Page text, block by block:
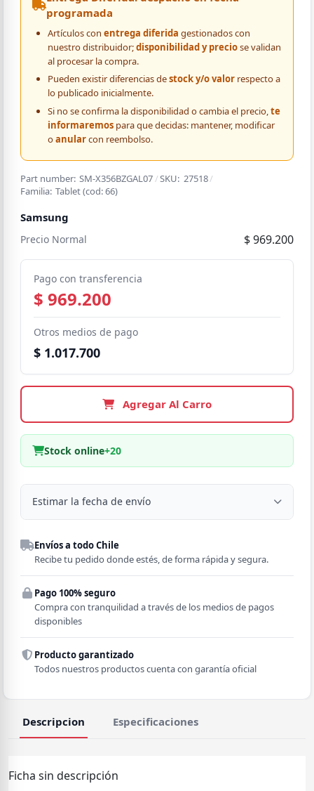
programada
Artículos con entrega diferida gestionados con
nuestro distribuidor;disponibilidad y preciose validan
al procesar la compra.
Pueden existir diferencias destock y/o valorrespecto a
lo publicado inicialmente.
Si no se confirma la disponibilidad o cambia el precio,te
informaremospara que decidas: mantener, modificar
oanularcon reembolso.
Part number: SM-X356BZGAL07 /SKU: 27518/
Familia: Tablet(cod:66)
Samsung
Precio Normal $ 969.200
Pago con transferencia
$ 969.200
Otros medios de pago
$ 1.017.700
Agregar Al Carro
Stock online+20
Estimar la fecha de envío
Despacho a domicilio
Región
Comuna
Envíos a todo Chile
Recibe tu pedido donde estés, de forma rápida y segura.
Pago 100% seguro
Compra con tranquilidad a través de los medios de pagos
disponibles
Producto garantizado
Todos nuestros productos cuenta con garantía oficial
Descripcion Especificaciones
Ficha sin descripción